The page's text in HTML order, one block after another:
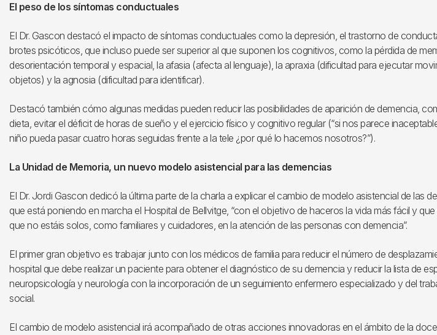
El peso de los síntomas conductuales
El Dr. Gascon destacó el impacto de síntomas conductuales como la depresión, el trastorno de
brotes psicóticos, que incluso puede ser superior al que suponen los cognitivos, como la pérdida de
desorientación temporal y espacial, la afasia (afecta al lenguaje), la apraxia (dificultad para ejecutar
objetos) y la agnosia (dificultad para identificar).
Destacó también cómo algunas medidas pueden reducir las posibilidades de aparición de demencia,
dieta, evitar el déficit de horas de sueño y el ejercicio físico y cognitivo regular (“si nos parece
niño pueda pasar cuatro horas seguidas frente a la tele ¿por qué lo hacemos nosotros?”).
La Unidad de Memoria, un nuevo modelo asistencial para las demencias
El Dr. Jordi Gascon dedicó la última parte de la charla a explicar el cambio de modelo asistencial de las
que está poniendo en marcha el Hospital de Bellvitge, “con el objetivo de haceros la vida más fácil y que
que no estáis solos, como familiares y cuidadores, en la atención de las personas con demencia”.
El primer gran objetivo es trabajar junto con los médicos de familia para reducir el número de
hospital que debe realizar un paciente para obtener el diagnóstico de su demencia y reducir la lista de
neuropsicología y neurología con la incorporación de un seguimiento enfermero especializado y del
social.
El cambio de modelo asistencial irá acompañado de otras acciones innovadoras en el ámbito de la